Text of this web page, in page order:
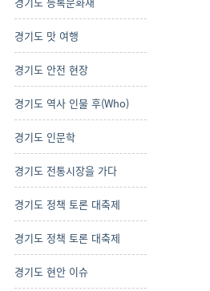
경기도 맛 여행
경기도 안전 현장
경기도 역사 인물 후(Who)
경기도 인문학
경기도 전통시장을 가다
경기도 정책 토론 대축제
경기도 정책 토론 대축제
경기도 현안 이슈